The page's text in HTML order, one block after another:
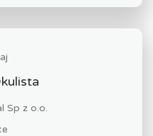
Sp z o.o.